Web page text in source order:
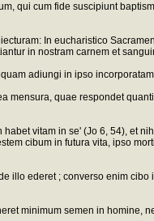
qui cum fide suscipiunt
In eucharistico
in nostram carnem et
adiungi in ipso
mensura, quae respondet
vitam in se' (Jo 6, 54), et
cibum in futura vita, ipso
illo ederet ; converso enim
minimum semen in